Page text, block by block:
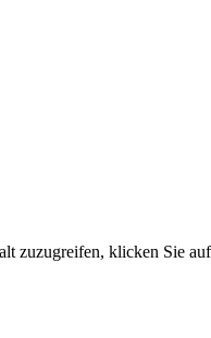
zuzugreifen, klicken Sie